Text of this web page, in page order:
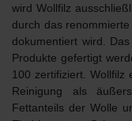
wird Wollfilz
durch das
dokumentiert wird.
Produkte gefertigt
100 zertifiziert. Wollfilz
Reinigung als
Fettanteils der Wolle